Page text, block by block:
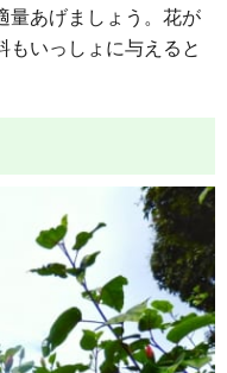
量あげましょう。花が
いっしょに与えると